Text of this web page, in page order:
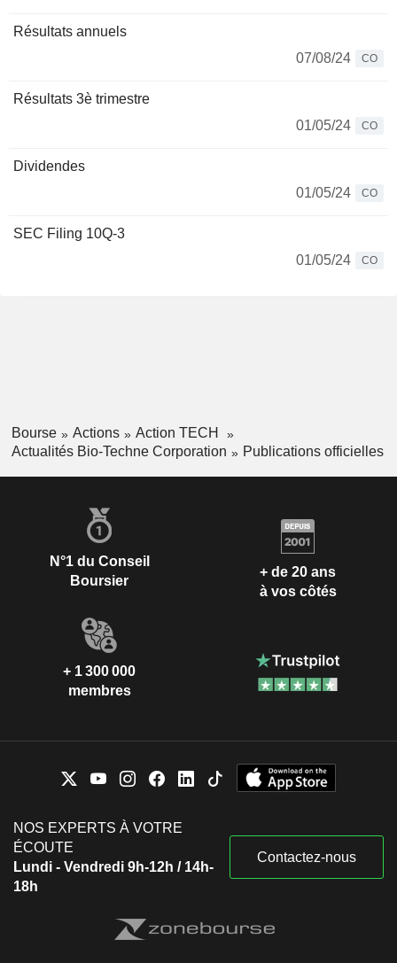
Résultats annuels
07/08/24
CO
Résultats 3è trimestre
01/05/24
CO
Dividendes
01/05/24
CO
SEC Filing 10Q-3
01/05/24
CO
Bourse Actions
Action TECH
Actualités Bio-Techne Corporation
Publications officielles
N°1 du Conseil
Boursier
+ de 20 ans
à vos côtés
+ 1 300 000
membres
NOS EXPERTS À VOTRE
ÉCOUTE
Lundi - Vendredi 9h-12h / 14h-
18h
Contactez-nous